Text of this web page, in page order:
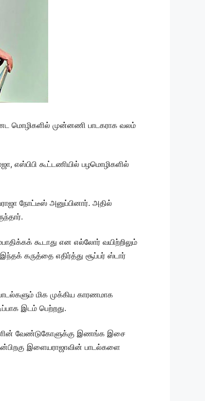
மொழிகளில் முன்னணி பாடகராக வலம்
எஸ்பிபி கூட்டணியில் பழமொழிகளில்
நோட்டீஸ் அனுப்பினார். அதில்
கூடாது என எல்லோர் வயிற்றிலும்
கருத்தை எதிர்த்து சூப்பர் ஸ்டார்
மிக முக்கிய காரணமாக
இடம் பெற்றது.
வேண்டுகோளுக்கு இணங்க இசை
இளையராஜாவின் பாடல்களை